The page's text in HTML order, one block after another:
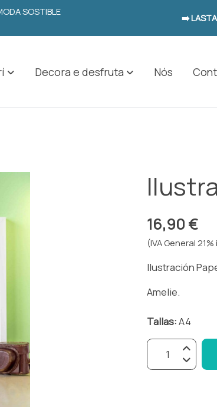
SOSTIBLE
➡️
Decora e desfruta Nós
16,90 €
(IVA General
Ilustración
Amelie.
Tallas:A4